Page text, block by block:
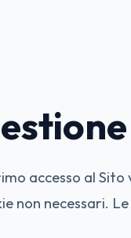
accesso al
non necessari.